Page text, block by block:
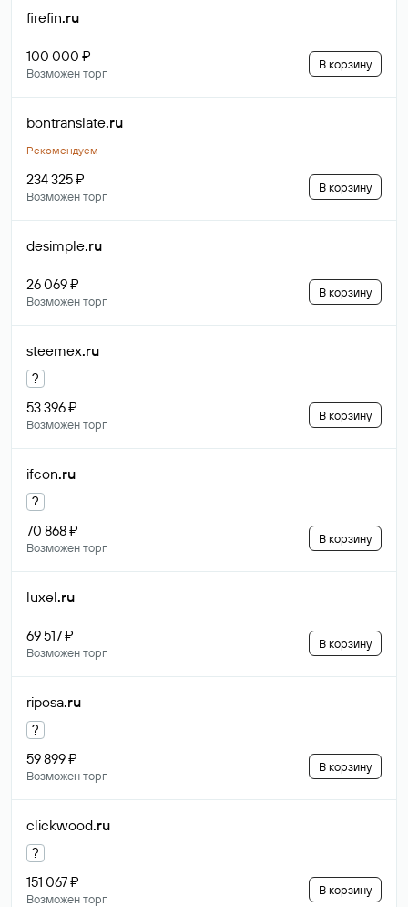
firefin.ru
100 000 ₽
Возможен торг
В корзину
bontranslate.ru
Рекомендуем
234 325 ₽
Возможен торг
В корзину
desimple.ru
26 069 ₽
Возможен торг
В корзину
steemex.ru
?
53 396 ₽
Возможен торг
В корзину
ifcon.ru
?
70 868 ₽
Возможен торг
В корзину
luxel.ru
69 517 ₽
Возможен торг
В корзину
riposa.ru
?
59 899 ₽
Возможен торг
В корзину
clickwood.ru
?
151 067 ₽
Возможен торг
В корзину